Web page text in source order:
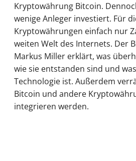
Kryptowährung Bitcoin.
wenige Anleger investiert. Für
Kryptowährungen einfach nur
weiten Welt des Internets. Der
Markus Miller erklärt, was
wie sie entstanden sind und
Technologie ist. Außerdem
Bitcoin und andere
integrieren werden.